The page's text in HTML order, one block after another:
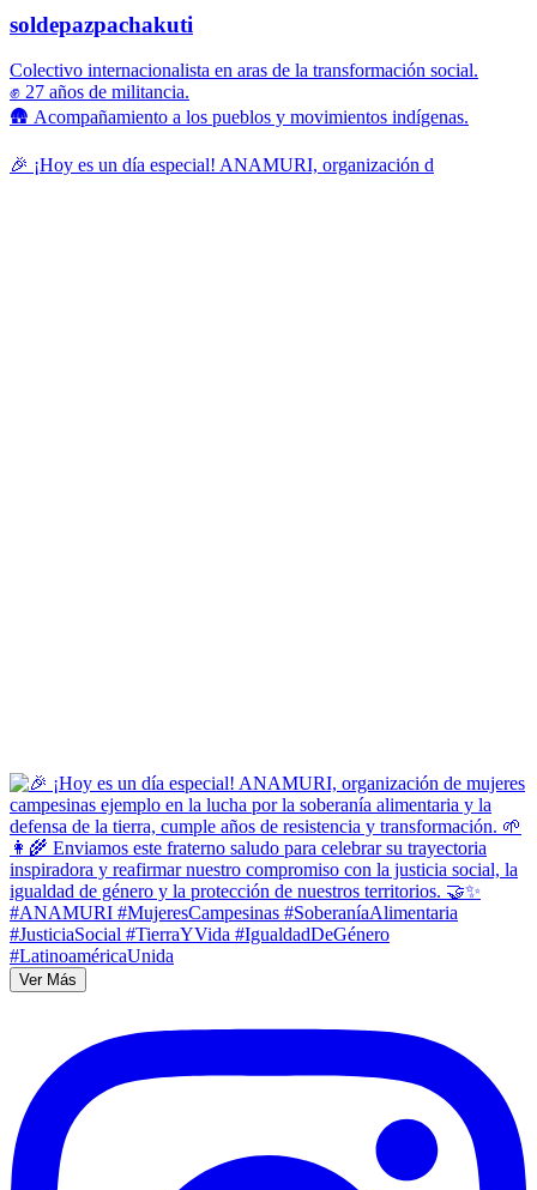
soldepazpachakuti
Colectivo internacionalista en aras de la transformación social.
✊ 27 años de militancia.
🛖 Acompañamiento a los pueblos y movimientos indígenas.
🎉 ¡Hoy es un día especial! ANAMURI, organización d
Ver Más